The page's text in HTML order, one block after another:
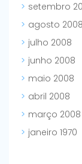
setembro
agosto 2008
julho 2008
junho 2008
maio 2008
abril 2008
março 2008
janeiro 1970